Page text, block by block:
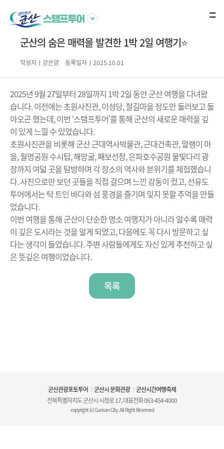
군산의 숨은 매력을 발견한 1박 2일 여행기⭐️
작성자 강은양 등록일자 2025.10.01
2025년 9월 27일부터 28일까지 1박 2일 동안 군산 여행을 다녀왔
습니다. 이전에는 초원사진관, 이성당, 철길마을 정도만 둘러보고 돌
아오곤 했는데, 이번 ‘스탬프투어’를 통해 군산의 새로운 매력을 깊
이 있게 느낄 수 있었습니다.
초원사진관을 비롯해 군산 근대역사박물관, 근대건축관, 말랭이 마
을, 월명공원 수시탑, 해망굴, 째보선창, 은파호수공원 물빛다리 광
장까지 여덟 곳을 탐방하며 각 장소의 역사와 분위기를 체험했습니
다. 사진으로만 보던 곳들을 직접 걸으며 느낀 감동이 컸고, 선유도
투어에서는 탁 트인 바다와 섬 풍경을 즐기며 잊지 못할 추억을 만들
었습니다.
이번 여행을 통해 군산이 단순한 명소 여행지가 아니라 알수록 매력
이 깊은 도시라는 것을 알게 되었고, 다음에도 꼭 다시 방문하고 싶
다는 생각이 들었습니다. 주변 사람들에게도 자신 있게 추천하고 싶
은 뜻깊은 여행이었습니다.
목록
군산관광포토투어 군산시 문화관광
군산시간여행축제
전북특별자치도 군산시 시청로 17, 대표전화063-454-4000
copyright (c) Gunsan City. All Right Reserved